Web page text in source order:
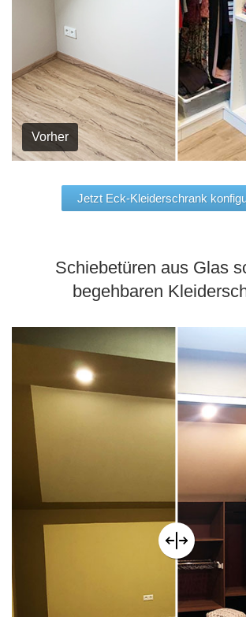
Vorher
Jetzt Eck-Kleiderschrank
Schiebetüren aus Glas
begehbaren